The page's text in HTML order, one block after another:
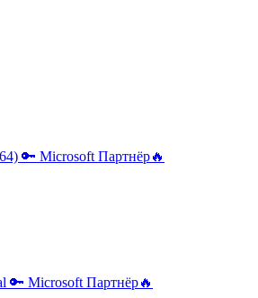
🔑 Microsoft Партнёр🔥
🔑 Microsoft Партнёр🔥